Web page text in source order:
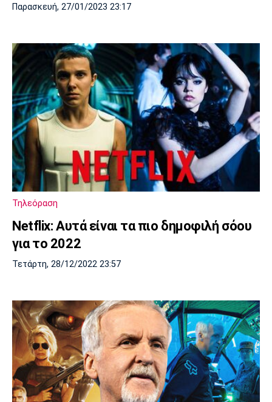
Παρασκευή, 27/01/2023 23:17
Τηλεόραση
Νetflix: Αυτά είναι τα πιο δημοφιλή σόου
για το 2022
Τετάρτη, 28/12/2022 23:57